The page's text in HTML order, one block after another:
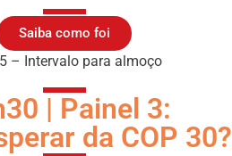
Saiba como foi
– Intervalo para almoço
| Painel 3:
da COP 30?